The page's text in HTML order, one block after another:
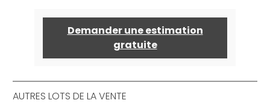
Demander une estimation
gratuite
AUTRES LOTS DE LA VENTE